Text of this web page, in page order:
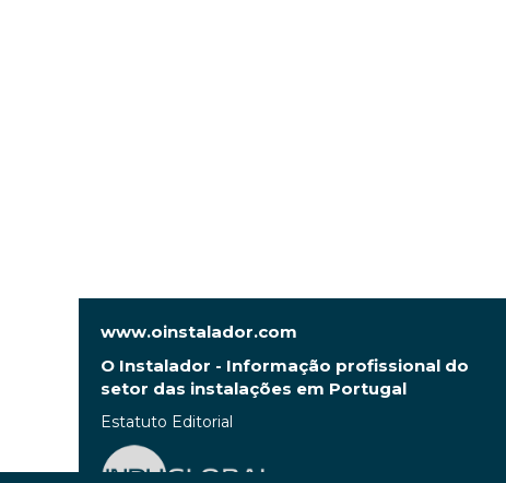
www.oinstalador.com
O Instalador - Informação profissional do
setor das instalações em Portugal
Estatuto Editorial